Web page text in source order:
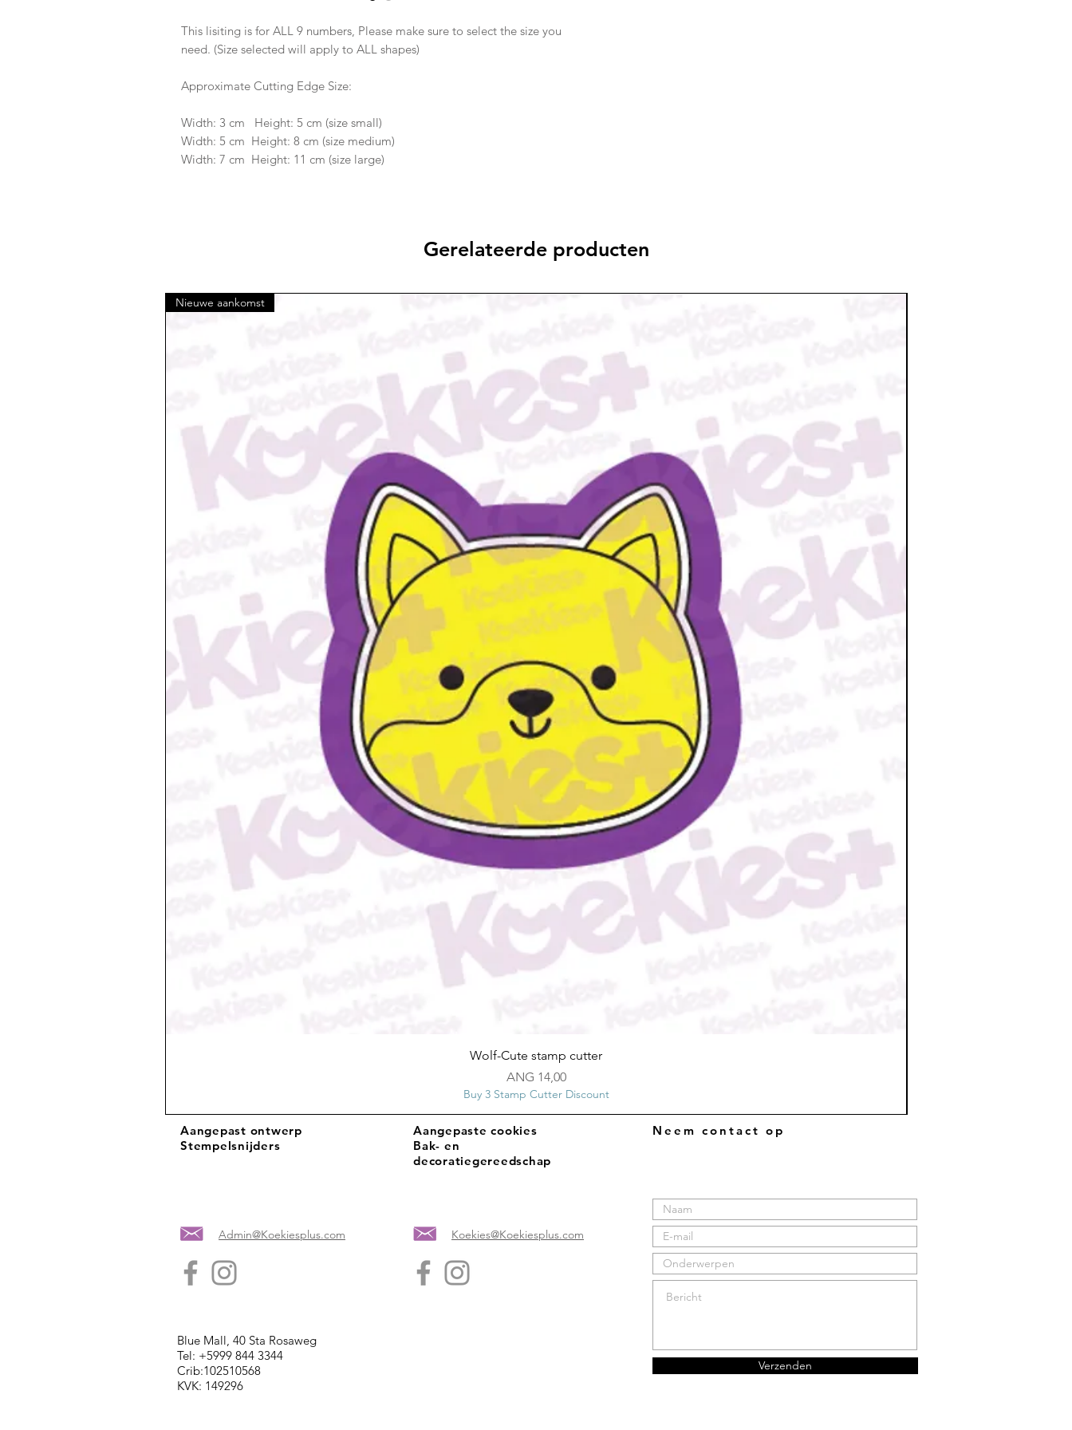
This lisiting is for ALL 9 numbers, Please make sure to select the size you
need. (Size selected will apply to ALL shapes)
Approximate Cutting Edge Size:
Width: 3 cm Height: 5 cm (size small)
Width: 5 cm Height: 8 cm (size medium)
Width: 7 cm Height: 11 cm (size large)
Gerelateerde producten
Snel overzicht
Nieuwe aankomst
Wolf-Cute stamp cutter
Prijs
ANG 14,00
Buy 3 Stamp Cutter Discount
Aangepast ontwerp
Stempelsnijders
Admin@Koekiesplus.com
Aangepaste cookies
Bak- en
decoratiegereedschap
Koekies@Koekiesplus.com
Blue Mall, 40 Sta Rosaweg
Tel: +5999 844 3344
Crib:102510568
KVK: 149296
Neem contact op
Verzenden